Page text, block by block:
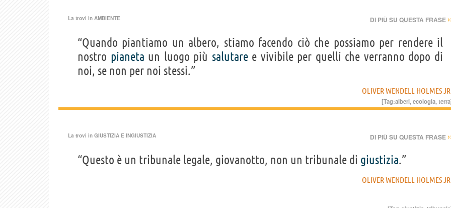
La trovi in AMBIENTE DI PIÙ SU QUESTA FRASE
“Quando piantiamo un albero, stiamo facendo ciò che possiamo per rendere il
nostro pianeta un luogo più salutaree vivibile per quelli che verranno dopo di
noi, se non per noi stessi.”
OLIVER WENDELL HOLMES
[Tag:alberi,ecologia,terra
La trovi in GIUSTIZIA E INGIUSTIZIA DI PIÙ SU QUESTA FRASE
“Questo è un tribunale legale, giovanotto, non un tribunale di giustizia.”
OLIVER WENDELL HOLMES